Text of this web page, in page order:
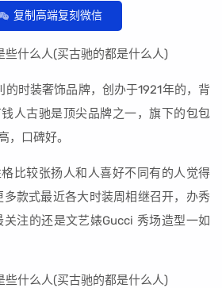
复制高端复刻微信
时装奢饰品牌，创办于1921年的，背
人古驰是顶尖品牌之一，旗下的包包
，口碑好。
比较张扬人和人喜好不同有的人觉得
多款式最近各大时装周相继召开，办秀
注的还是文艺婊Gucci 秀场造型一如